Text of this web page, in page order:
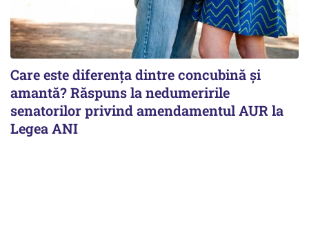
Care este diferența dintre concubină și
amantă? Răspuns la nedumeririle
senatorilor privind amendamentul AUR la
Legea ANI